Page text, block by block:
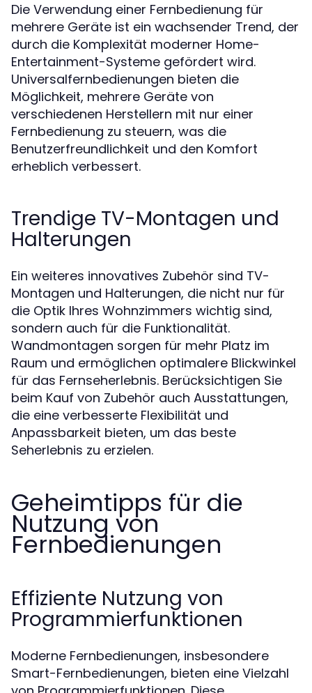
Die Verwendung einer Fernbedienung für
mehrere Geräte ist ein wachsender Trend, der
durch die Komplexität moderner Home-
Entertainment-Systeme gefördert wird.
Universalfernbedienungen bieten die
Möglichkeit, mehrere Geräte von
verschiedenen Herstellern mit nur einer
Fernbedienung zu steuern, was die
Benutzerfreundlichkeit und den Komfort
erheblich verbessert.
Trendige TV-Montagen und
Halterungen
Ein weiteres innovatives Zubehör sind TV-
Montagen und Halterungen, die nicht nur für
die Optik Ihres Wohnzimmers wichtig sind,
sondern auch für die Funktionalität.
Wandmontagen sorgen für mehr Platz im
Raum und ermöglichen optimalere Blickwinkel
für das Fernseherlebnis. Berücksichtigen Sie
beim Kauf von Zubehör auch Ausstattungen,
die eine verbesserte Flexibilität und
Anpassbarkeit bieten, um das beste
Seherlebnis zu erzielen.
Geheimtipps für die
Nutzung von
Fernbedienungen
Effiziente Nutzung von
Programmierfunktionen
Moderne Fernbedienungen, insbesondere
Smart-Fernbedienungen, bieten eine Vielzahl